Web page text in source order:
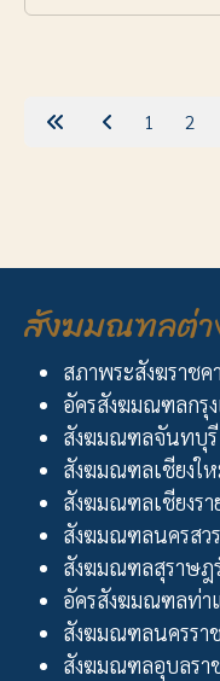
1 2
สังฆมณฑลต่า
สภาพระสังฆราช
อัครสังฆมณฑลกรุ
สังฆมณฑลจันทบุรี
สังฆมณฑลเชียงใ
สังฆมณฑลเชียงรา
สังฆมณฑลนครสว
สังฆมณฑลสุราษฎ
อัครสังฆมณฑลท่า
สังฆมณฑลนครรา
สังฆมณฑลอุบลรา